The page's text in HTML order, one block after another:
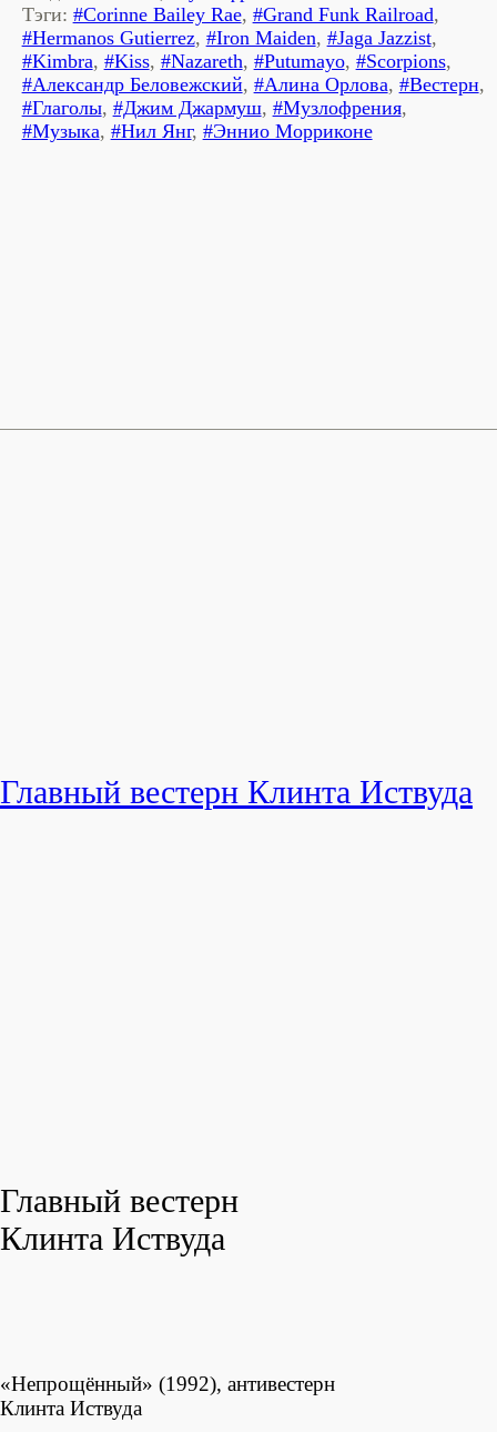
Тэги: #Corinne Bailey Rae, #Grand Funk Railroad,
#Hermanos Gutierrez, #Iron Maiden, #Jaga Jazzist,
#Kimbra, #Kiss, #Nazareth, #Putumayo, #Scorpions,
#Александр Беловежский, #Алина Орлова, #Вестерн,
#Глаголы, #Джим Джармуш, #Музлофрения,
#Музыка, #Нил Янг, #Эннио Морриконе
Главный вестерн Клинта Иствуда
Главный вестерн
Клинта Иствуда
«Непрощённый» (1992), антивестерн
Клинта Иствуда